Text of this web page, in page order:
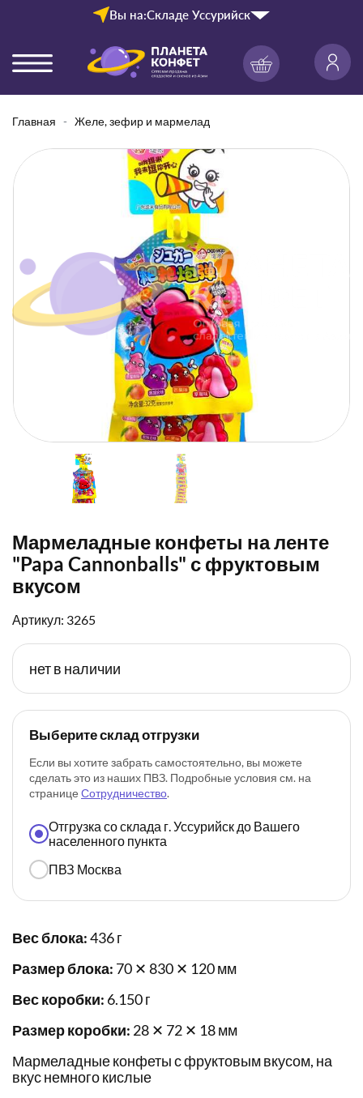
Вы на:Складе Уссурийск
Главная Желе, зефир и мармелад
Мармеладные конфеты на ленте
"Papa Cannonballs" с фруктовым
вкусом
Артикул: 3265
нет в наличии
Выберите склад отгрузки
Если вы хотите забрать самостоятельно, вы можете
сделать это из наших ПВЗ. Подробные условия см. на
странице Сотрудничество.
Отгрузка со склада г. Уссурийск до Вашего
населенного пункта
ПВЗ Москва
Вес блока:436 г
Размер блока: 70 ✕ 830 ✕ 120 мм
Вес коробки: 6.150 г
Размер коробки: 28 ✕ 72 ✕ 18 мм
Мармеладные конфеты с фруктовым вкусом, на
вкус немного кислые